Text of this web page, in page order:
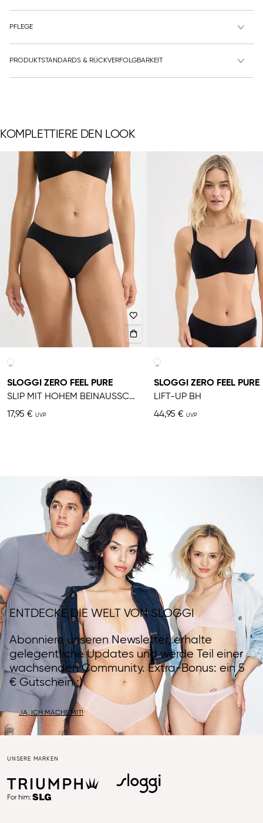
PFLEGE
PRODUKTSTANDARDS & RÜCKVERFOLGBARKEIT
KOMPLETTIERE DEN LOOK
SLOGGI ZERO FEEL PURE
SLIP MIT HOHEM BEINAUSSCHNITT
17,95 €
SLOGGI ZERO FEEL PURE
LIFT-UP BH
44,95 €
ENTDECKE DIE WELT VON SLOGGI
Abonniere unseren Newsletter, erhalte
gelegentliche Updates und werde Teil einer
wachsenden Community. Extra-Bonus: ein 5
€ Gutschein ;)
JA, ICH MACHE MIT!
UNSERE MARKEN